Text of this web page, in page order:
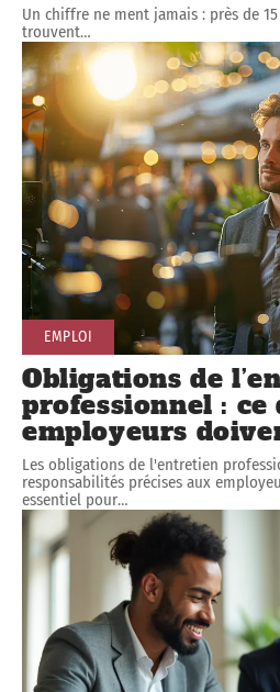
Un chiffre ne ment jamais : près de 15
trouvent…
EMPLOI
Obligations de
professionnel : ce
employeurs
Les obligations de l'entretien
responsabilités précises aux
essentiel pour…